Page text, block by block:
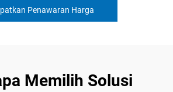
Penawaran Harga
Memilih Solusi